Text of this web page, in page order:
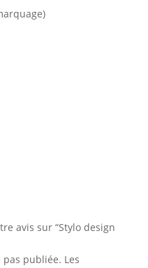
avis sur “Stylo design
pas publiée. Les